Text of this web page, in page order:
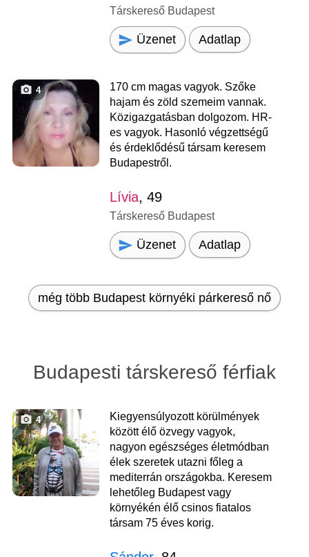
Társkereső Budapest
Üzenet Adatlap
4
170 cm magas vagyok. Szőke
hajam és zöld szemeim vannak.
Közigazgatásban dolgozom. HR-
es vagyok. Hasonló végzettségű
és érdeklődésű társam keresem
Budapestről.
Lívia, 49
Társkereső Budapest
Üzenet Adatlap
még több Budapest környéki párkereső nő
Budapesti társkereső férfiak
4
Kiegyensúlyozott körülmények
között élő özvegy vagyok,
nagyon egészséges életmódban
élek szeretek utazni főleg a
mediterrán országokba. Keresem
lehetőleg Budapest vagy
környékén élő csinos fiatalos
társam 75 éves korig.